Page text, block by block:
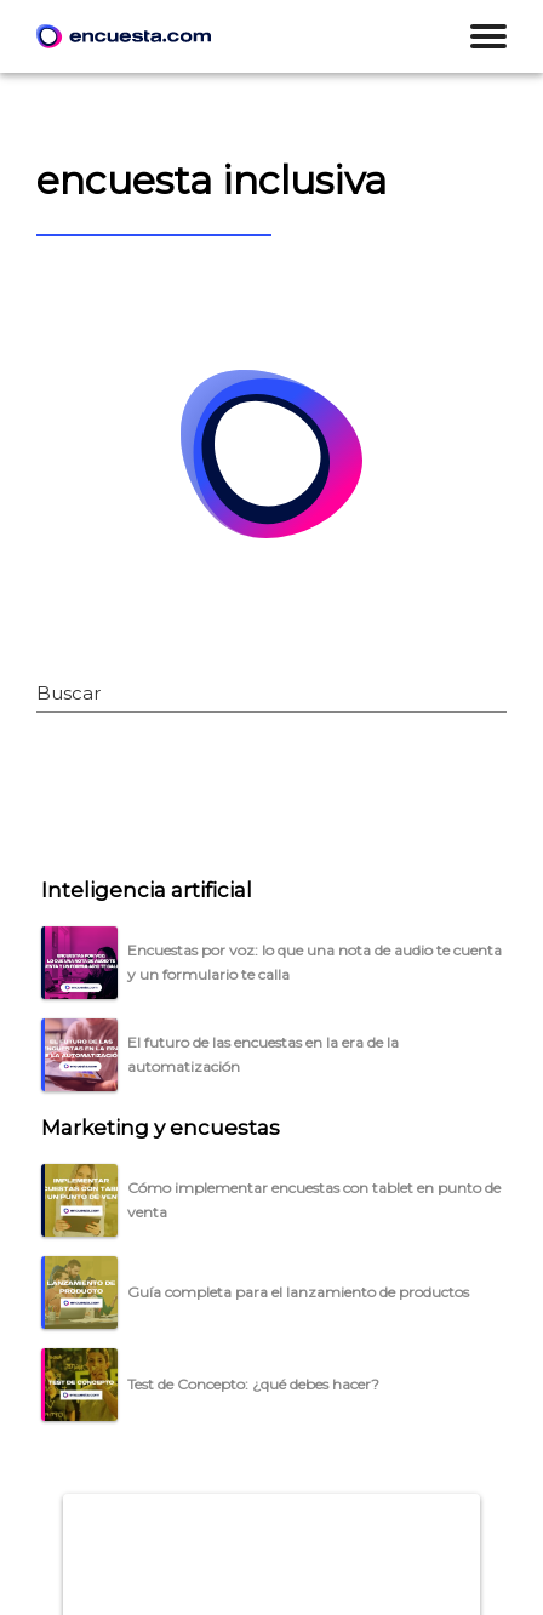
CÓMO FUNCIONA
PLANTILLAS
PRECIOS
BLOG
ACCEDER →
encuesta inclusiva
Buscar
Inteligencia artificial
Encuestas por voz: lo que una nota de audio te cuenta
y un formulario te calla
El futuro de las encuestas en la era de la
automatización
Marketing y encuestas
Cómo implementar encuestas con tablet en punto de
venta
Guía completa para el lanzamiento de productos
Test de Concepto: ¿qué debes hacer?